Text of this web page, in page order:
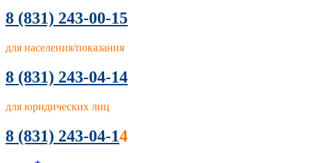
8 (831) 243-00-15
для населения/показания
8 (831) 243-04-14
для юридических лиц
8 (831) 243-04-14